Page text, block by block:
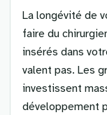
La longévité de
faire du
insérés dans
valent pas. Les
investissent
développement